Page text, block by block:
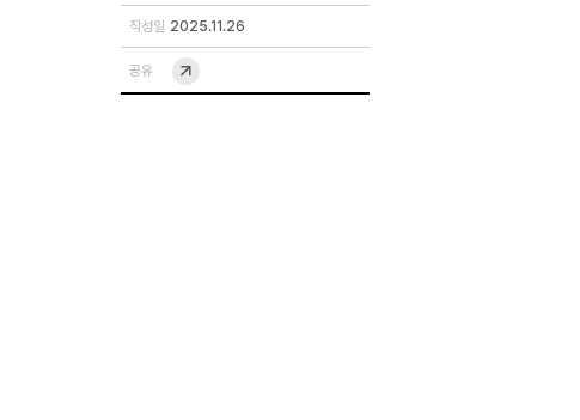
작성일 2025.11.26
공유